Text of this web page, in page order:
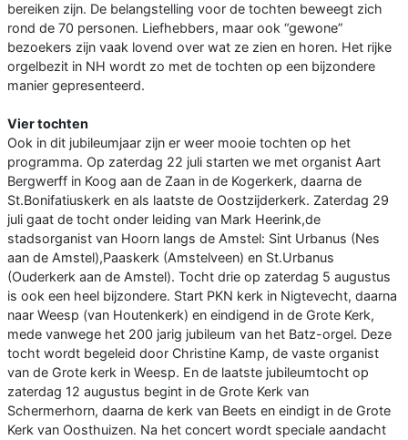
bereiken zijn. De belangstelling voor de tochten beweegt zich
rond de 70 personen. Liefhebbers, maar ook “gewone”
bezoekers zijn vaak lovend over wat ze zien en horen. Het rijke
orgelbezit in NH wordt zo met de tochten op een bijzondere
manier gepresenteerd.
Vier tochten
Ook in dit jubileumjaar zijn er weer mooie tochten op het
programma. Op zaterdag 22 juli starten we met organist Aart
Bergwerff in Koog aan de Zaan in de Kogerkerk, daarna de
St.Bonifatiuskerk en als laatste de Oostzijderkerk. Zaterdag 29
juli gaat de tocht onder leiding van Mark Heerink,de
stadsorganist van Hoorn langs de Amstel: Sint Urbanus (Nes
aan de Amstel),Paaskerk (Amstelveen) en St.Urbanus
(Ouderkerk aan de Amstel). Tocht drie op zaterdag 5 augustus
is ook een heel bijzondere. Start PKN kerk in Nigtevecht, daarna
naar Weesp (van Houtenkerk) en eindigend in de Grote Kerk,
mede vanwege het 200 jarig jubileum van het Batz-orgel. Deze
tocht wordt begeleid door Christine Kamp, de vaste organist
van de Grote kerk in Weesp. En de laatste jubileumtocht op
zaterdag 12 augustus begint in de Grote Kerk van
Schermerhorn, daarna de kerk van Beets en eindigt in de Grote
Kerk van Oosthuizen. Na het concert wordt speciale aandacht